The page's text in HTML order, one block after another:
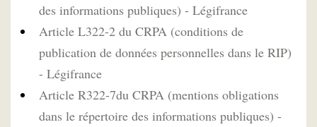
des informations publiques) - Légifrance
Article L322-2 du CRPA (conditions de
publication de données personnelles dans le RIP)
- Légifrance
Article R322-7du CRPA (mentions obligations
dans le répertoire des informations publiques) -